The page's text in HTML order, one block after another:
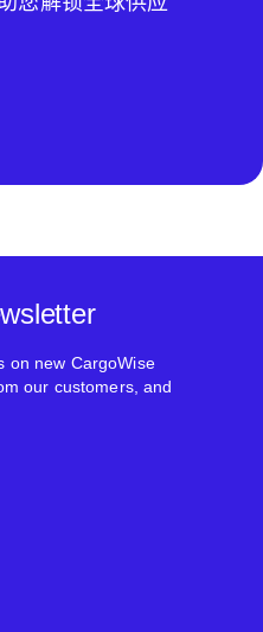
on new CargoWise
our customers, and